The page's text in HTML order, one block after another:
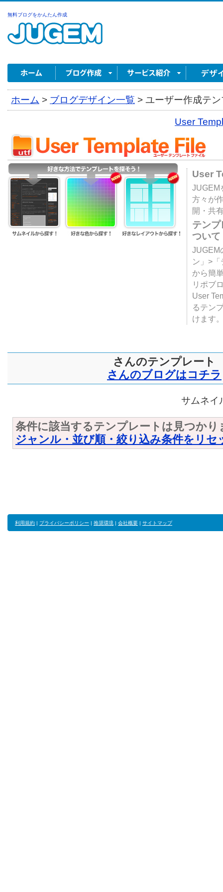
無料ブログをかんたん作成
ホーム > ブログデザイン一覧 > ユーザー作成テ
User
User
JUGEM
方々が
開・共
テン
ついて
JUGEM
ン」>
から簡
リポブ
User
るテン
けます
さんのテンプレート
さんのブログはコチラ
サムネイ
条件に該当するテンプレートは見つかり
ジャンル・並び順・絞り込み条件をリセ
利用規約 | プライバシーポリシー | 推奨環境 | 会社概要 | サイトマップ